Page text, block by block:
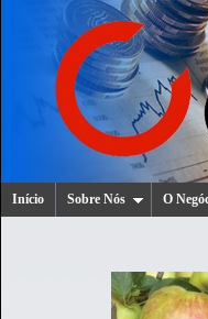
Início Sobre Nós O